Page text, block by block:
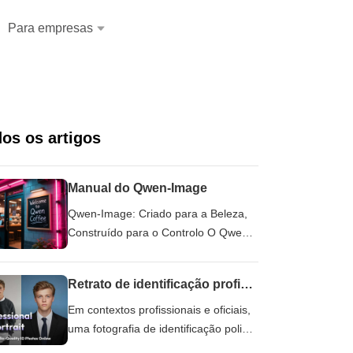
Para empresas
os artigos
Manual do Qwen-Image
Qwen-Image: Criado para a Beleza,
Construído para o Controlo O Qwen-
sobre a arquitetura MMDiT, concebido
para a geração de imagens de alta
fidelidade e edição visual refinada.
Retrato de identificação profissional - Crie fotografias de identificação com qualidade de estúdio online
Em contextos profissionais e oficiais,
uma fotografia de identificação polida